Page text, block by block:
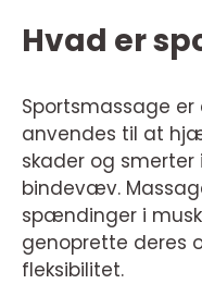
Hvad er
Sportsmassage
anvendes til at
skader og smerter
bindevæv.
spændinger i
genoprette deres
fleksibilitet.